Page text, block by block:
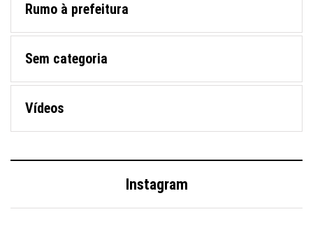
Rumo à prefeitura
Sem categoria
Vídeos
Instagram